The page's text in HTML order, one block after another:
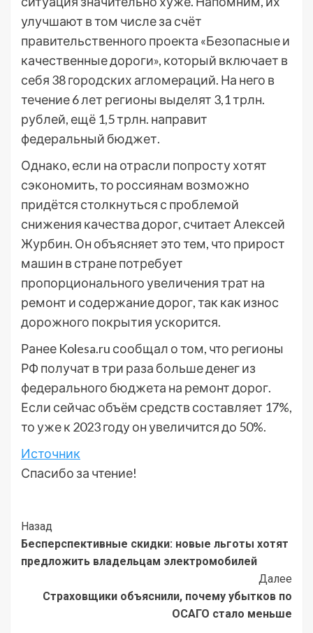
улучшают в том числе за счёт
правительственного проекта «Безопасные и
качественные дороги», который включает в
себя 38 городских агломераций. На него в
течение 6 лет регионы выделят 3,1 трлн.
рублей, ещё 1,5 трлн. направит
федеральный бюджет.
Однако, если на отрасли попросту хотят
сэкономить, то россиянам возможно
придётся столкнуться с проблемой
снижения качества дорог, считает Алексей
Журбин. Он объясняет это тем, что прирост
машин в стране потребует
пропорционального увеличения трат на
ремонт и содержание дорог, так как износ
дорожного покрытия ускорится.
Ранее Kolesa.ru сообщал о том, что регионы
РФ получат в три раза больше денег из
федерального бюджета на ремонт дорог.
Если сейчас объём средств составляет 17%,
то уже к 2023 году он увеличится до 50%.
Источник
Спасибо за чтение!
Post
Navigation
Назад
Бесперспективные скидки: новые льготы хотят
предложить владельцам электромобилей
Далее
Страховщики объяснили, почему убытков по
ОСАГО стало меньше